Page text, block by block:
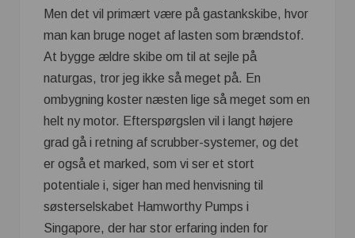
Men det vil primært være på gastankskibe, hvor
man kan bruge noget af lasten som brændstof.
At bygge ældre skibe om til at sejle på
naturgas, tror jeg ikke så meget på. En
ombygning koster næsten lige så meget som en
helt ny motor. Efterspørgslen vil i langt højere
grad gå i retning af scrubber-systemer, og det
er også et marked, som vi ser et stort
potentiale i, siger han med henvisning til
søsterselskabet Hamworthy Pumps i
Singapore, der har stor erfaring inden for